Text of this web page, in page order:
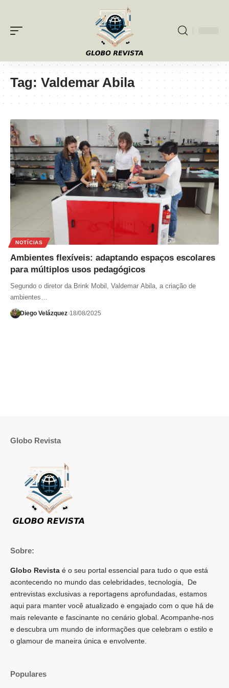
Tag: Valdemar Abila
NOTÍCIAS
Ambientes flexíveis: adaptando espaços escolares
para múltiplos usos pedagógicos
Segundo o diretor da Brink Mobil, Valdemar Abila, a criação de
ambientes…
Diego Velázquez 18/08/2025
Globo Revista
Sobre:
Globo Revista é o seu portal essencial para tudo o que está
acontecendo no mundo das celebridades, tecnologia, De
entrevistas exclusivas a reportagens aprofundadas, estamos
aqui para manter você atualizado e engajado com o que há de
mais relevante e fascinante no cenário global. Acompanhe-nos
e descubra um mundo de informações que celebram o estilo e
o glamour de maneira única e envolvente.
Populares